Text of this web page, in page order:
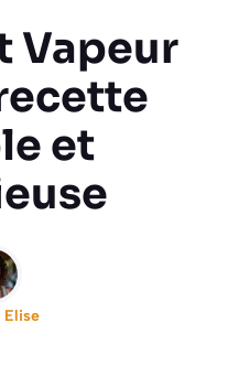
Vapeur
et
Elise